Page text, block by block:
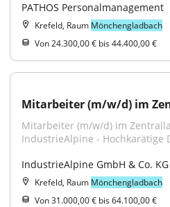
PATHOS Personalmanagement
Krefeld, Raum Mönchengladbach
Von 24.300,00 € bis 44.400,00 €
Mitarbeiter (m/w/d) im
Mitarbeiter (m/w/d) im
IndustrieAlpine - Hochkarätige
IndustrieAlpine GmbH & Co. KG
Krefeld, Raum Mönchengladbach
Von 31.000,00 € bis 64.100,00 €